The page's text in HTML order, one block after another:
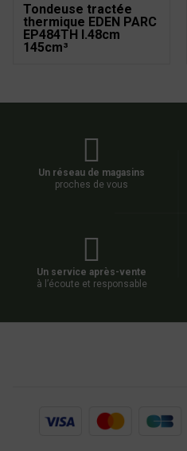
Tondeuse tractée
thermique EDEN PARC
EP484TH l.48cm
145cm³
Un réseau de magasins
proches de vous
Un service après-vente
à l’écoute et responsable